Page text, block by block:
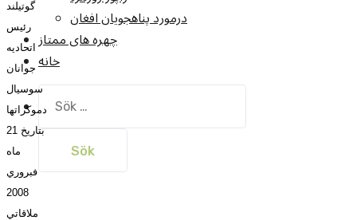
درمورد پناهجويان افغان
چهره های ممتاز
خانه
Sök
efter:
گوتيلند
رئيس
اتحاديه
جوانان
سوسيال
دموکراتها
بتاريخ 21
ماه
فبروري
2008
ملاقاتي